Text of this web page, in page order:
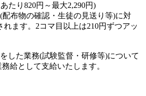
たり820円～最大2,290円)
布物の確認・生徒の見送り等)に対
れます。2コマ目以上は210円ずつアッ
した業務(試験監督・研修等)について
給として支給いたします。